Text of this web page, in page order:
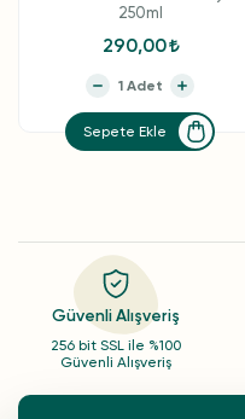
250ml
290,00
Sepete Ekle
Güvenli Alışveriş
256 bit SSL ile %100
Güvenli Alışveriş